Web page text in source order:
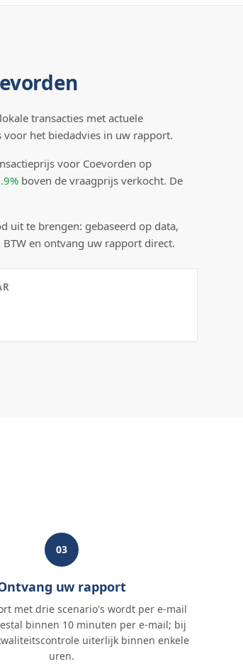
transacties met actuele
het biedadvies in uw rapport.
voor Coevorden op
boven de vraagprijs verkocht. De
uit te brengen: gebaseerd op data,
BTW en ontvang uw rapport direct.
03
uw rapport
met drie scenario's wordt per e-mail
binnen 10 minuten per e-mail; bij
uiterlijk binnen enkele
uren.